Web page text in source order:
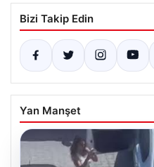
Bizi Takip Edin
Yan Manşet